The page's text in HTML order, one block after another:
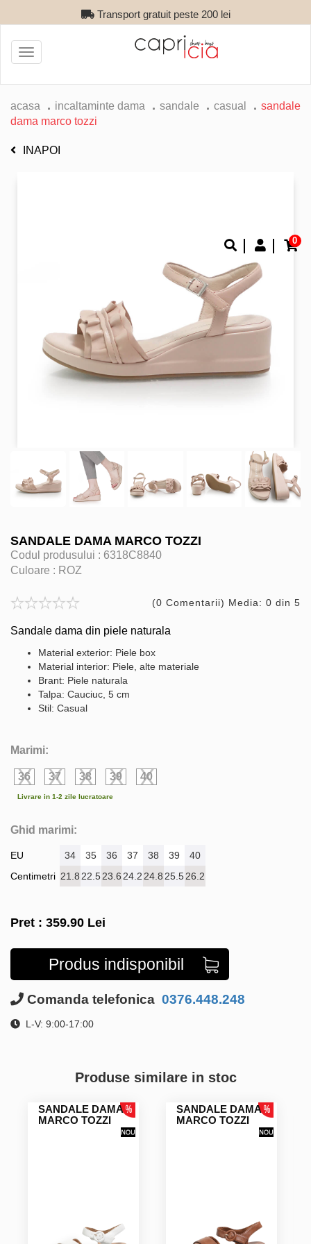
Transport gratuit peste 200 lei
0
Toggle
navigation
acasa incaltaminte dama sandale casual
sandale
dama marco tozzi
INAPOI
SANDALE DAMA MARCO TOZZI
Codul produsului : 6318C8840
Culoare : ROZ
(0 Comentarii) Media: 0 din 5
Sandale dama din piele naturala
Material exterior: Piele box
Material interior: Piele, alte materiale
Brant: Piele naturala
Talpa: Cauciuc, 5 cm
Stil: Casual
Marimi:
36 37 38 39 40
Livrare in 1-2 zile lucratoare
Ghid marimi:
EU
Centimetri
34 35 36 37 38 39
40
21.8 22.523.6 24.2 24.8 25.526.2
Pret : 359.90 Lei
Produs indisponibil
Comanda telefonica 0376.448.248
L-V: 9:00-17:00
Produse similare in stoc
SANDALE DAMA
MARCO TOZZI
SANDALE DAMA
MARCO TOZZI